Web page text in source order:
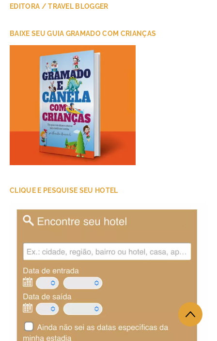
EDITORA / TRAVEL BLOGGER
BAIXE SEU GUIA GRAMADO COM CRIANÇAS
CLIQUE E PESQUISE SEU HOTEL